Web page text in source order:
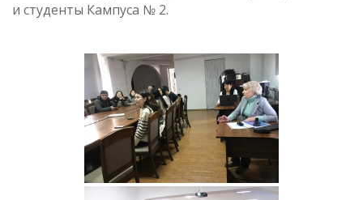
и студенты Кампуса № 2.